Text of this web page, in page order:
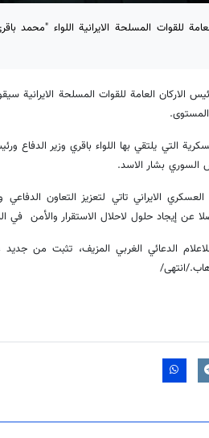
للقوات المسلحة الايرانية اللواء
الاركان العامة للقوات المسلحة الايرانية
التي يلتقي بها اللواء باقري وزير
السوري بشار الاسد.
الايراني تاتي لتعزيز التعاون
عن إيجاد حلول لاحلال الاستقرار والأمن في
الدعائي الغربي المزيف، تثبت من جديد
انتهى/